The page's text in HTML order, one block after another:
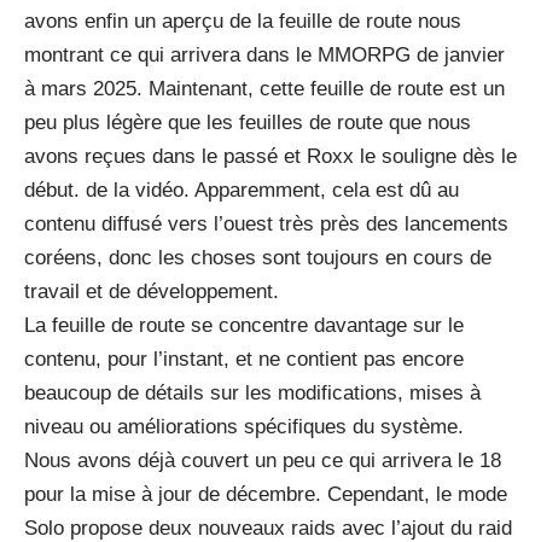
avons enfin un aperçu de la feuille de route nous
montrant ce qui arrivera dans le MMORPG de janvier
à mars 2025. Maintenant, cette feuille de route est un
peu plus légère que les feuilles de route que nous
avons reçues dans le passé et Roxx le souligne dès le
début. de la vidéo. Apparemment, cela est dû au
contenu diffusé vers l’ouest très près des lancements
coréens, donc les choses sont toujours en cours de
travail et de développement.
La feuille de route se concentre davantage sur le
contenu, pour l’instant, et ne contient pas encore
beaucoup de détails sur les modifications, mises à
niveau ou améliorations spécifiques du système.
Nous avons déjà couvert un peu ce qui arrivera le 18
pour la mise à jour de décembre. Cependant, le mode
Solo propose deux nouveaux raids avec l’ajout du raid